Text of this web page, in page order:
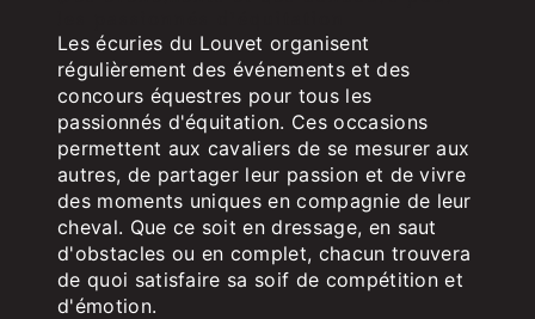
Les écuries du Louvet organisent
régulièrement des événements et des
concours équestres pour tous les
passionnés d'équitation. Ces occasions
permettent aux cavaliers de se mesurer aux
autres, de partager leur passion et de vivre
des moments uniques en compagnie de leur
cheval. Que ce soit en dressage, en saut
d'obstacles ou en complet, chacun trouvera
de quoi satisfaire sa soif de compétition et
d'émotion.